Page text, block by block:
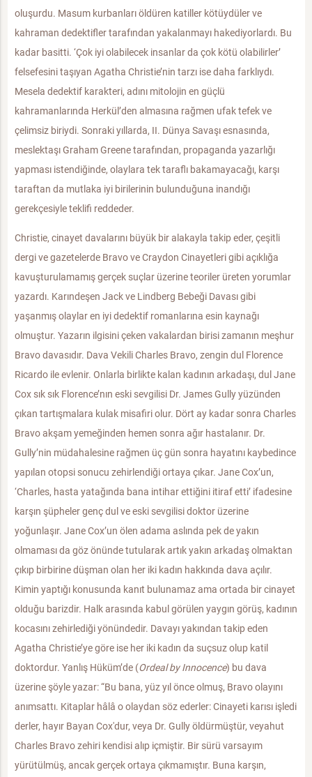
oluşurdu. Masum kurbanları öldüren katiller kötüydüler ve
kahraman dedektifler tarafından yakalanmayı hakediyorlardı. Bu
kadar basitti. ‘Çok iyi olabilecek insanlar da çok kötü olabilirler’
felsefesini taşıyan Agatha Christie’nin tarzı ise daha farklıydı.
Mesela dedektif karakteri, adını mitolojin en güçlü
kahramanlarında Herkül’den almasına rağmen ufak tefek ve
çelimsiz biriydi. Sonraki yıllarda, II. Dünya Savaşı esnasında,
meslektaşı Graham Greene tarafından, propaganda yazarlığı
yapması istendiğinde, olaylara tek taraflı bakamayacağı, karşı
taraftan da mutlaka iyi birilerinin bulunduğuna inandığı
gerekçesiyle teklifi reddeder.
Christie, cinayet davalarını büyük bir alakayla takip eder, çeşitli
dergi ve gazetelerde Bravo ve Craydon Cinayetleri gibi açıklığa
kavuşturulamamış gerçek suçlar üzerine teoriler üreten yorumlar
yazardı. Karındeşen Jack ve Lindberg Bebeği Davası gibi
yaşanmış olaylar en iyi dedektif romanlarına esin kaynağı
olmuştur. Yazarın ilgisini çeken vakalardan birisi zamanın meşhur
Bravo davasıdır. Dava Vekili Charles Bravo, zengin dul Florence
Ricardo ile evlenir. Onlarla birlikte kalan kadının arkadaşı, dul Jane
Cox sık sık Florence’nın eski sevgilisi Dr. James Gully yüzünden
çıkan tartışmalara kulak misafiri olur. Dört ay kadar sonra Charles
Bravo akşam yemeğinden hemen sonra ağır hastalanır. Dr.
Gully’nin müdahalesine rağmen üç gün sonra hayatını kaybedince
yapılan otopsi sonucu zehirlendiği ortaya çıkar. Jane Cox’un,
‘Charles, hasta yatağında bana intihar ettiğini itiraf etti’ ifadesine
karşın şüpheler genç dul ve eski sevgilisi doktor üzerine
yoğunlaşır. Jane Cox’un ölen adama aslında pek de yakın
olmaması da göz önünde tutularak artık yakın arkadaş olmaktan
çıkıp birbirine düşman olan her iki kadın hakkında dava açılır.
Kimin yaptığı konusunda kanıt bulunamaz ama ortada bir cinayet
olduğu barizdir. Halk arasında kabul görülen yaygın görüş, kadının
kocasını zehirlediği yönündedir. Davayı yakından takip eden
Agatha Christie’ye göre ise her iki kadın da suçsuz olup katil
doktordur. Yanlış Hüküm’de (Ordeal by Innocence) bu dava
üzerine şöyle yazar: “Bu bana, yüz yıl önce olmuş, Bravo olayını
anımsattı. Kitaplar hâlâ o olaydan söz ederler: Cinayeti karısı işledi
derler, hayır Bayan Cox'dur, veya Dr. Gully öldürmüştür, veyahut
Charles Bravo zehiri kendisi alıp içmiştir. Bir sürü varsayım
yürütülmüş, ancak gerçek ortaya çıkmamıştır. Buna karşın,